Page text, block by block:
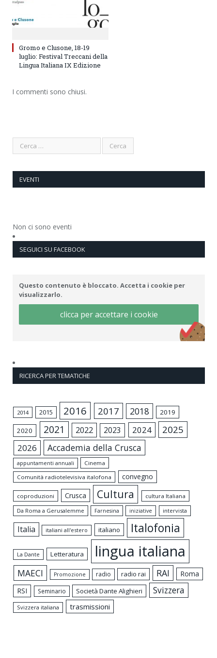
Gromo e Clusone, 18-19
luglio: Festival Treccani della
Lingua Italiana IX Edizione
I commenti sono chiusi.
EVENTI
Non ci sono eventi
SEGUICI SU FACEBOOK
Questo contenuto è bloccato. Accetta i cookie per
visualizzarlo.
clicca per accettare i cookie
RICERCA PER TEMATICHE
2014 2015 2016 2017 2018 2019
2020 2021 2022 2023 2024 2025
2026 Accademia della Crusca
appuntamenti annuali
Cinema
Comunità radiotelevisiva italofona
convegno
coproduzioni Crusca Cultura
cultura Italiana
Da Roma a Gerusalemme
Farnesina iniziative intervista
Italia italiani all'estero italiano Italofonia
La Dante Letteratura lingua italiana
MAECI Promozione radio radio rai RAI
Roma
RSI
Seminario Società Dante Alighieri Svizzera
Svizzera italiana trasmissioni